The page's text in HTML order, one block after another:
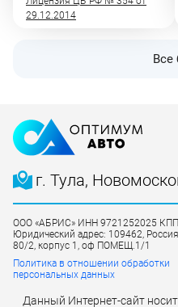
29.12.2014
Все
г. Тула,
ООО «АБРИС» ИНН 9721252025
Юридический адрес: 109462,
80/2, корпус 1, оф ПОМЕЩ.1/1
Политика в отношении обработки
персональных данных
Данный Интернет-сайт